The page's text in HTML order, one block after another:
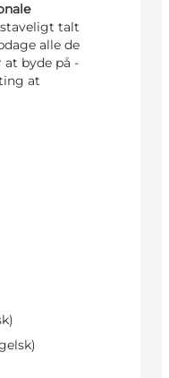
talt
alle de
at byde på -
at